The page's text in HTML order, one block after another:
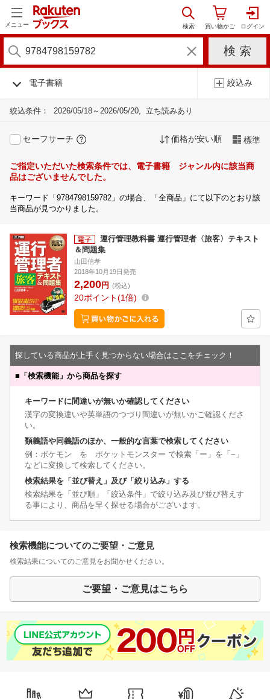
メニュー
電子書籍 絞込み
絞込条件： 2026/05/18～2026/05/20 立ち読みあり
セーフサーチ 価格が安い順 標準
ご指定いただいた検索条件では、電子書籍 ジャンル内に該当商
品はございませんでした。
キーワード「9784798159782」の場合、「全商品」にて以下のとおり該
当商品が見つかりました。
運行管理教科書 運行管理者〈旅客〉テキスト
＆問題集
山田信孝
2018年10月19日発売
2,200円 (税込)
20ポイント 1倍
探している商品が上手く見つからない場合はここをチェック！
■ 「検索機能」から商品を探す
キーワードに間違いが無いか確認してください
漢字の変換違いや英単語のつづり間違いが無いかご確認くださ
い。
類義語や同義語のほか、一般的な言葉で検索してください
例：ポケモン を ポケットモンスター で検索「ー」を「−」
などに変換して検索してください。
検索結果を「並び替え」及び「絞り込み」する
検索結果を「並び順」「絞込条件」で絞り込み及び並び替えす
る事により、商品を早く探せる場合がございます。
検索機能についてのご要望・ご意見
検索結果についてのご意見をお聞かせください。
ご要望・ご意見はこちら